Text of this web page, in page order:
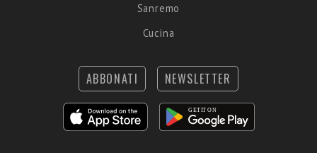
Sanremo
Cucina
ABBONATI NEWSLETTER